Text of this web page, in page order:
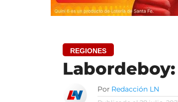
REGIONES
Por Redacción LN